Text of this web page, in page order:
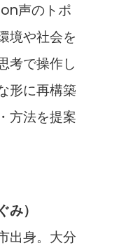
声のトポ
境や社会を
考で操作し
形に再構築
方法を提案
）
出身。大分